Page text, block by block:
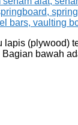
(plywood)
bawah